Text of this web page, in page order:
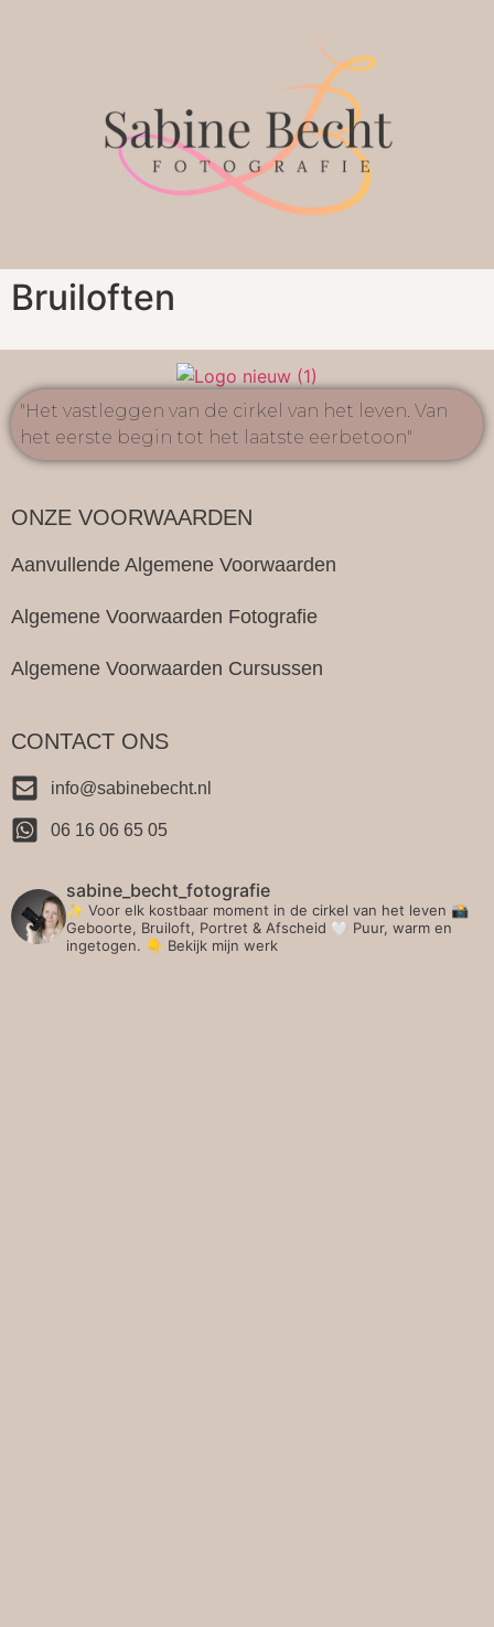
Bruiloften
"Het vastleggen van de cirkel van het leven. Van
het eerste begin tot het laatste eerbetoon"
ONZE VOORWAARDEN
Aanvullende Algemene Voorwaarden
Algemene Voorwaarden Fotografie
Algemene Voorwaarden Cursussen
CONTACT ONS
info@sabinebecht.nl
06 16 06 65 05
sabine_becht_fotografie
✨ Voor elk kostbaar moment in de cirkel van het leven 📸
Geboorte, Bruiloft, Portret & Afscheid 🤍 Puur, warm en
ingetogen. 👇 Bekijk mijn werk